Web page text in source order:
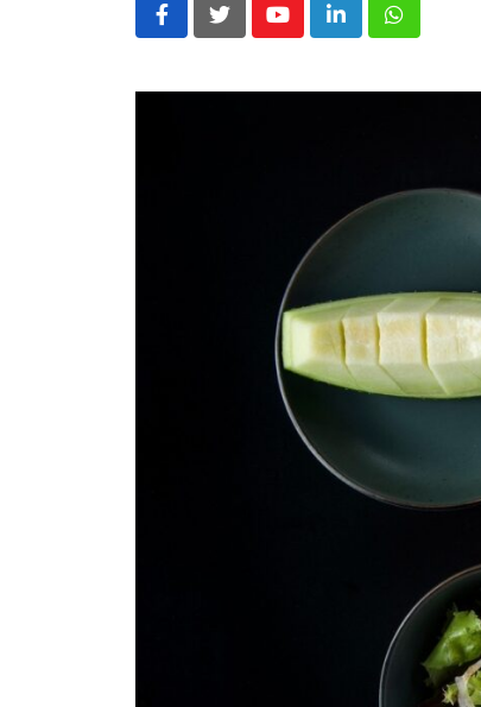
YoutubeLinkedInWhatsapp